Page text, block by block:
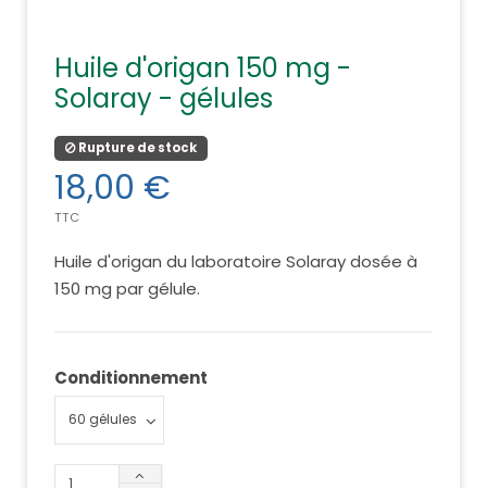
Huile d'origan 150 mg -
Solaray - gélules
Rupture de stock
18,00 €
TTC
Huile d'origan du laboratoire Solaray dosée à
150 mg par gélule.
Conditionnement